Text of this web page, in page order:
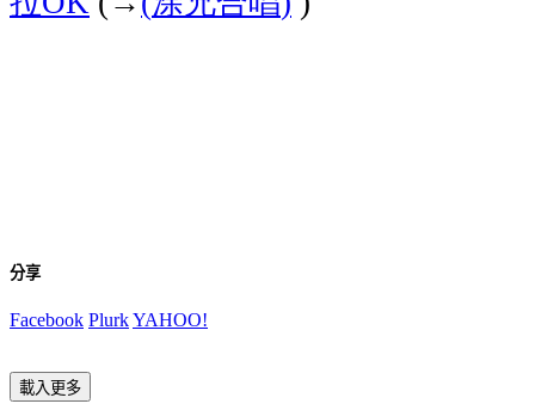
分享
Facebook PlurkYAHOO!
載入更多